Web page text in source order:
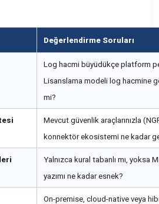
Değerlendirme Soruları
Log hacmi büyüdükçe platform
Lisanslama modeli log hacmine
mi?
Mevcut güvenlik araçlarınızla
konnektör ekosistemi ne kadar
Yalnızca kural tabanlı mı, yoksa
yazımı ne kadar esnek?
On-premise, cloud-native veya